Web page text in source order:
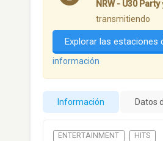
NRW - Ü30 Party
transmitiendo
Explorar las estaciones
información
Información Datos
ENTERTAINMENT HITS